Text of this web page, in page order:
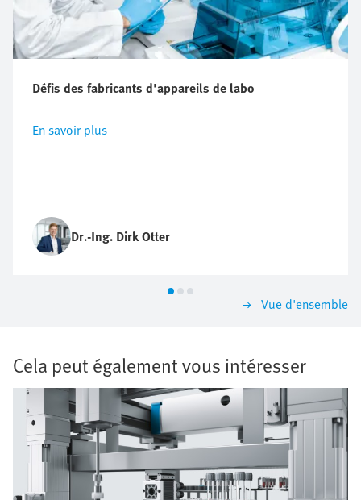
Défis des fabricants d'appareils de labo
En savoir plus
Dr.-Ing. Dirk Otter
Vue d'ensemble
Cela peut également vous intéresser